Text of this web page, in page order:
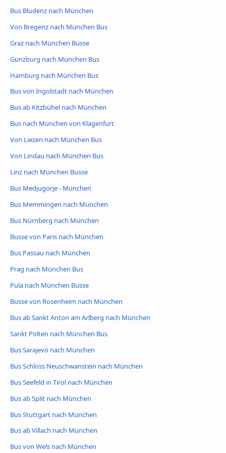
Bus Bludenz nach München
Von Bregenz nach München Bus
Graz nach München Busse
Günzburg nach München Bus
Hamburg nach München Bus
Bus von Ingolstadt nach München
Bus ab Kitzbühel nach München
Bus nach München von Klagenfurt
Von Liezen nach München Bus
Von Lindau nach München Bus
Linz nach München Busse
Bus Medjugorje - München
Bus Memmingen nach München
Bus Nürnberg nach München
Busse von Paris nach München
Bus Passau nach München
Prag nach München Bus
Pula nach München Busse
Busse von Rosenheim nach München
Bus ab Sankt Anton am Arlberg nach München
Sankt Pölten nach München Bus
Bus Sarajevo nach München
Bus Schloss Neuschwanstein nach München
Bus Seefeld in Tirol nach München
Bus ab Split nach München
Bus Stuttgart nach München
Bus ab Villach nach München
Bus von Wels nach München